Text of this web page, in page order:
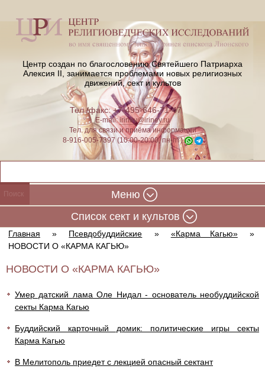
Центр создан по благословению Святейшего Патриарха
Алексия II, занимается проблемами новых религиозных
движений, сект и культов
Тел./факс: +7-495-646-71-47
E-mail:iriney@iriney.ru
Тел. для связи и приёма информации
8-916-005-7397 (10:00-20:00, пн-пт)
Меню
Cписок сект и культов
Главная » Псевдобуддийские » «Карма Кагью»
»
НОВОСТИ О «КАРМА КАГЬЮ»
НОВОСТИ О «КАРМА КАГЬЮ»
Умер датский лама Оле Нидал - основатель необуддийской
секты Карма Кагью
Буддийский карточный домик: политические игры секты
Карма Кагью
В Мелитополь приедет с лекцией опасный сектант